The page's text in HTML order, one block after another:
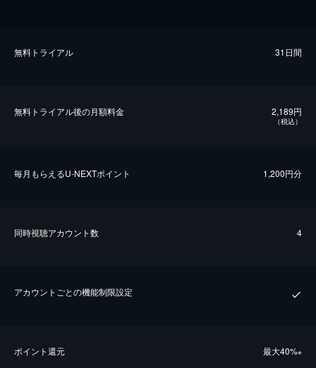
無料トライアル 31日間
無料トライアル後の⽉額料金 2,189円
（税込）
毎⽉もらえるU-NEXTポイント 1,200円分
同時視聴アカウント数 4
アカウントごとの機能制限設定
ポイント還元 最⼤40%※